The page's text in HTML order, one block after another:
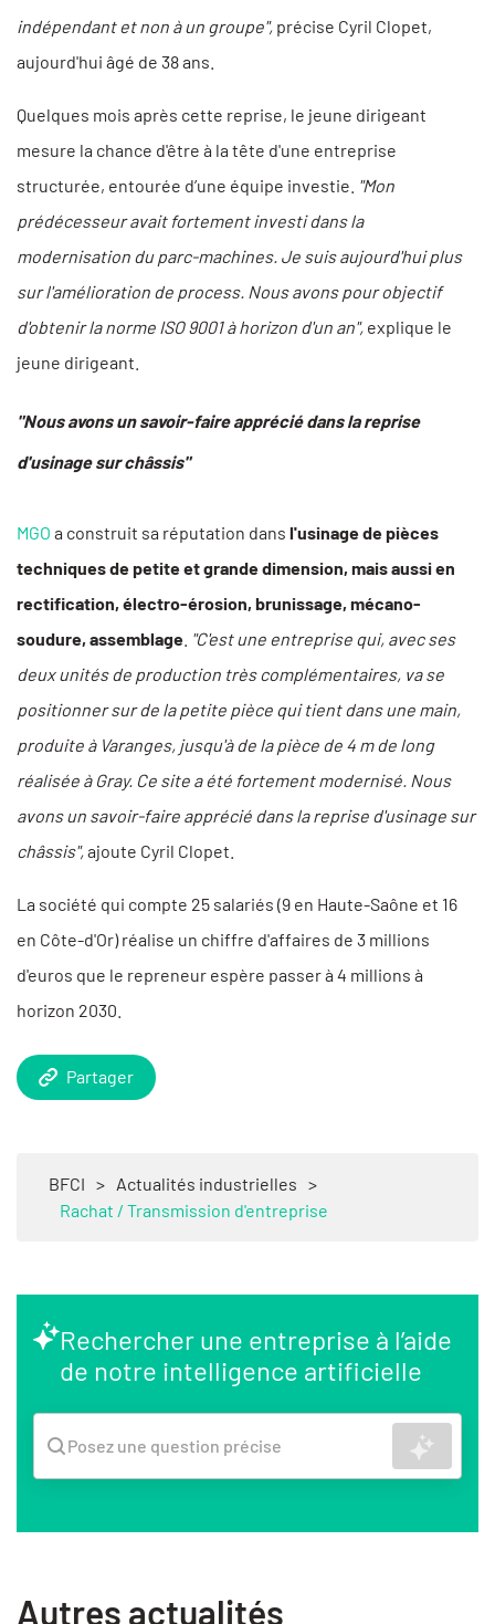
indépendant et non à un groupe", précise Cyril Clopet,
aujourd'hui âgé de 38 ans.
Quelques mois après cette reprise, le jeune dirigeant
mesure la chance d'être à la tête d'une entreprise
structurée, entourée d’une équipe investie. "Mon
prédécesseur avait fortement investi dans la
modernisation du parc-machines. Je suis aujourd'hui plus
sur l'amélioration de process. Nous avons pour objectif
d'obtenir la norme ISO 9001 à horizon d'un an", explique le
jeune dirigeant.
"Nous avons un savoir-faire apprécié dans la reprise
d'usinage sur châssis"
MGO a construit sa réputation dans l'usinage de pièces
techniques de petite et grande dimension, mais aussi en
rectification, électro-érosion, brunissage, mécano-
soudure, assemblage "C'est une entreprise qui, avec ses
deux unités de production très complémentaires, va se
positionner sur de la petite pièce qui tient dans une main,
produite à Varanges, jusqu'à de la pièce de 4 m de long
réalisée à Gray. Ce site a été fortement modernisé. Nous
avons un savoir-faire apprécié dans la reprise d'usinage sur
châssis",ajoute Cyril Clopet.
La société qui compte 25 salariés (9 en Haute-Saône et 16
en Côte-d'Or) réalise un chiffre d'affaires de 3 millions
d'euros que le repreneur espère passer à 4 millions à
horizon 2030.
Partager
BFCI > Actualités industrielles >
Rachat / Transmission d'entreprise
Rechercher une entreprise à l’aide
de notre intelligence artificielle
Posez une question précise
Autres actualités